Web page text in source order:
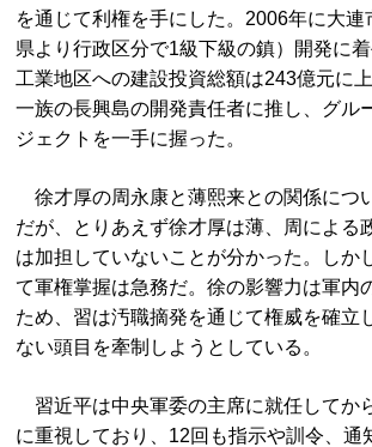
を通じて利権を手にした。2006年に大連
県より行政区分で1級下級の鎮）開発に
工業地区への建設投資総額は243億元に
一族の長興島の開発責任者に推し、グル
ジェクトを一手に握った。
徐才厚の周永康と薄熙来との関係につ
だが、とりあえず徐才厚は薄、周による
は加担していないことが分かった。しか
て軍権掌握は急務だ。徐の影響力は軍内
ため、習は汚職摘発を通じて権威を確立
ない頭目を牽制しようとしている。
習近平は中央軍委の主席に就任してか
に重視しており、12回も指示や訓令、通